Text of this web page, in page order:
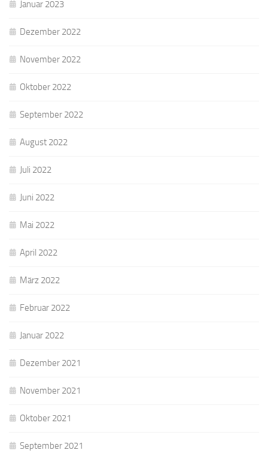
Januar 2023
Dezember 2022
November 2022
Oktober 2022
September 2022
August 2022
Juli 2022
Juni 2022
Mai 2022
April 2022
März 2022
Februar 2022
Januar 2022
Dezember 2021
November 2021
Oktober 2021
September 2021